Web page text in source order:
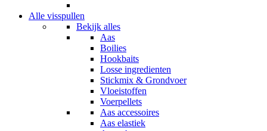
Alle visspullen
Bekijk alles
Aas
Boilies
Hookbaits
Losse ingredienten
Stickmix & Grondvoer
Vloeistoffen
Voerpellets
Aas accessoires
Aas elastiek